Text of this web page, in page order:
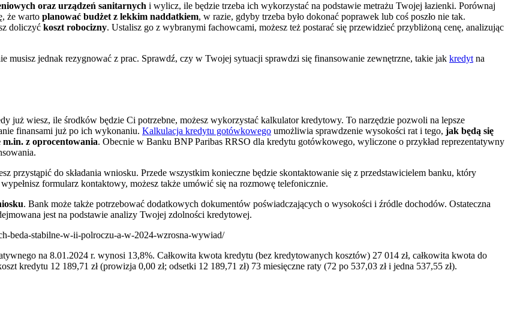
oraz urządzeń sanitarnych i wylicz, ile będzie trzeba ich wykorzystać na podstawie metrażu Twojej łazienki. Porównaj
że warto planować budżet z lekkim naddatkiem, w razie, gdyby trzeba było dokonać poprawek lub coś poszło nie tak.
doliczyć koszt robocizny. Ustalisz go z wybranymi fachowcami, możesz też postarać się przewidzieć przybliżoną cenę, analizując
musisz jednak rezygnować z prac. Sprawdź, czy w Twojej sytuacji sprawdzi się finansowanie zewnętrzne, takie jak kredyt na
już wiesz, ile środków będzie Ci potrzebne, możesz wykorzystać kalkulator kredytowy. To narzędzie pozwoli na lepsze
finansami już po ich wykonaniu. Kalkulacja kredytu gotówkowego umożliwia sprawdzenie wysokości rat i tego, jak będą się
m.in. z oprocentowania. Obecnie w Banku BNP Paribas RRSO dla kredytu gotówkowego, wyliczone o przykład reprezentatywny
przystąpić do składania wniosku. Przede wszystkim konieczne będzie skontaktowanie się z przedstawicielem banku, który
formularz kontaktowy, możesz także umówić się na rozmowę telefonicznie.
. Bank może także potrzebować dodatkowych dokumentów poświadczających o wysokości i źródle dochodów. Ostateczna
jest na podstawie analizy Twojej zdolności kredytowej.
beda-stabilne-w-ii-polroczu-a-w-2024-wzrosna-wywiad/
na 8.01.2024 r. wynosi 13,8%. Całkowita kwota kredytu (bez kredytowanych kosztów) 27 014 zł, całkowita kwota do
kredytu 12 189,71 zł (prowizja 0,00 zł; odsetki 12 189,71 zł) 73 miesięczne raty (72 po 537,03 zł i jedna 537,55 zł).